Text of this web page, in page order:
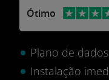
Ótimo
Plano de
Instalação